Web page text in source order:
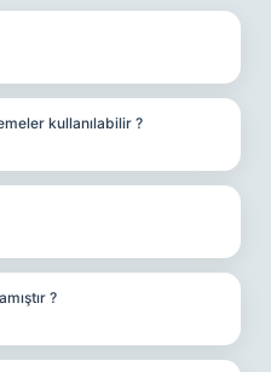
kullanılabilir ?
?